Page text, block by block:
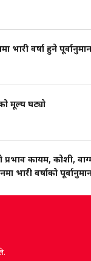
भारी वर्षा हुने पूर्वानुमान
मूल्य घट्यो
कायम, कोशी,
भारी वर्षाको